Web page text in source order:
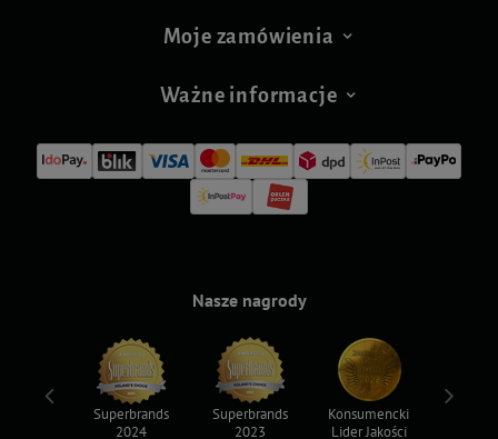
Moje zamówienia
Ważne informacje
Nasze nagrody
Superbrands
2024
Superbrands
2023
Konsumencki
Lider Jakości